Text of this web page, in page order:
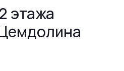
этажа